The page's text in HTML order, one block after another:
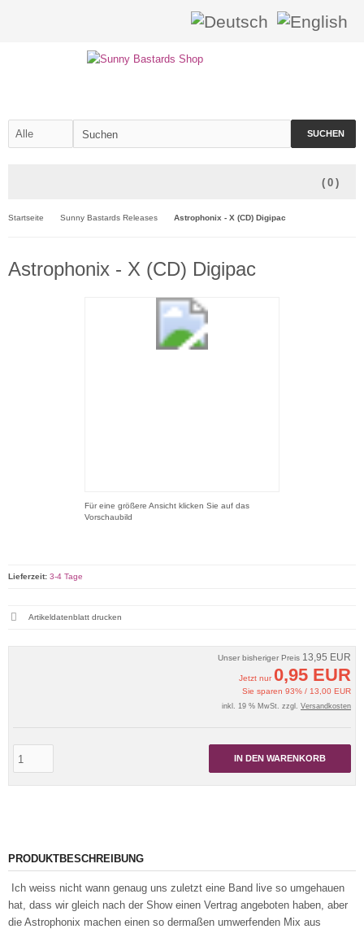
SUCHEN
( 0 )
Startseite Sunny Bastards Releases Astrophonix - X (CD) Digipac
Astrophonix - X (CD) Digipac
Für eine größere Ansicht klicken Sie auf das
Vorschaubild
Unser bisheriger Preis 13,95 EUR
Jetzt nur 0,95 EUR
Sie sparen 93% / 13,00 EUR
inkl. 19 % MwSt. zzgl. Versandkosten
IN DEN WARENKORB
Lieferzeit: 3-4 Tage
Artikeldatenblatt drucken
PRODUKTBESCHREIBUNG
Ich weiss nicht wann genaug uns zuletzt eine Band live so umgehauen
hat, dass wir gleich nach der Show einen Vertrag angeboten haben, aber
die Astrophonix machen einen so dermaßen umwerfenden Mix aus